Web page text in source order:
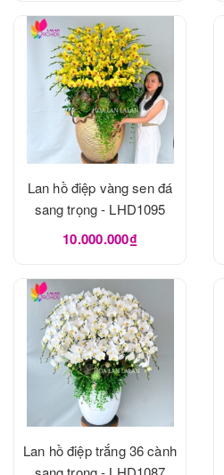
Lan hồ điệp vàng sen đá
sang trọng - LHD1095
10.000.000₫
Lan hồ điệp trắng 36 cành